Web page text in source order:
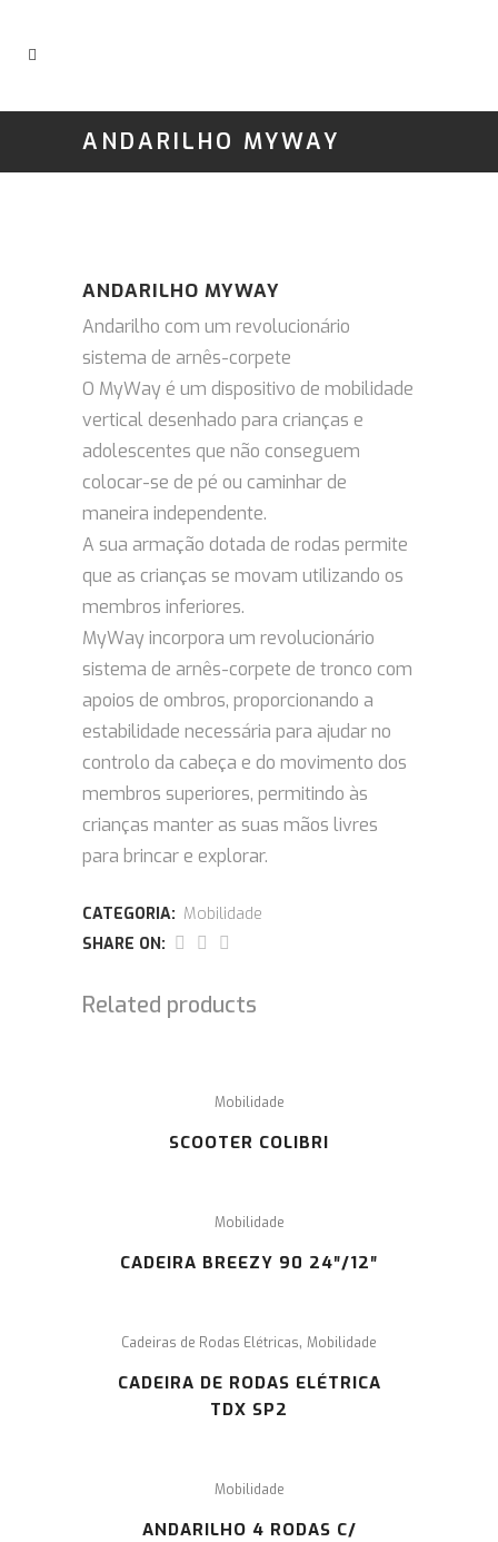
ANDARILHO MYWAY
ANDARILHO MYWAY
Andarilho com um revolucionário
sistema de arnês-corpete
O MyWay é um dispositivo de mobilidade
vertical desenhado para crianças e
adolescentes que não conseguem
colocar-se de pé ou caminhar de
maneira independente.
A sua armação dotada de rodas permite
que as crianças se movam utilizando os
membros inferiores.
MyWay incorpora um revolucionário
sistema de arnês-corpete de tronco com
apoios de ombros, proporcionando a
estabilidade necessária para ajudar no
controlo da cabeça e do movimento dos
membros superiores, permitindo às
crianças manter as suas mãos livres
para brincar e explorar.
CATEGORIA: Mobilidade
SHARE ON:
Related products
Mobilidade
SCOOTER COLIBRI
Mobilidade
CADEIRA BREEZY 90 24″/12″
Cadeiras de Rodas Elétricas, Mobilidade
CADEIRA DE RODAS ELÉTRICA
TDX SP2
Mobilidade
ANDARILHO 4 RODAS C/